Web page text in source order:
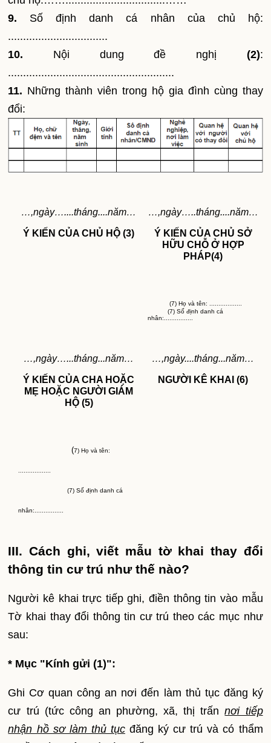
9. Số định danh cá nhân của chủ hộ:
.................................
10. Nội dung đề nghị (2):
.......................................................
11. Những thành viên trong hộ gia đình cùng thay
đổi:
…,ngày…....tháng....năm…
Ý KIẾN CỦA CHỦ HỘ (3)
…,ngày…..tháng....năm…
Ý KIẾN CỦA CHỦ SỞ
HỮU CHỖ Ở HỢP
PHÁP(4)
(7) Họ và tên: ..................
(7) Số định danh cá
nhân:................
…,ngày…...tháng...năm…
Ý KIẾN CỦA CHA HOẶC
MẸ HOẶC NGƯỜI GIÁM
HỘ (5)
(7) Họ và tên:
(7) Số định danh cá
nhân:................
…,ngày....tháng...năm…
NGƯỜI KÊ KHAI (6)
III. Cách ghi, viết mẫu tờ khai thay đổi
thông tin cư trú như thế nào?
Người kê khai trực tiếp ghi, điền thông tin vào mẫu
Tờ khai thay đổi thông tin cư trú theo các mục như
sau:
* Mục "Kính gửi(1)":
Ghi Cơ quan công an nơi đến làm thủ tục đăng ký
cư trú (tức công an phường, xã, thị trấnnơi tiếp
nhận hồ sơ làm thủ tụcđăng ký cư trú và có thẩm